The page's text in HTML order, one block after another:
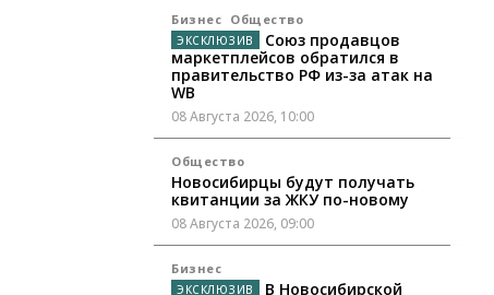
Бизнес Общество
Союз продавцов
маркетплейсов обратился в
правительство РФ из-за атак на
WB
08 Августа 2026, 10:00
Общество
Новосибирцы будут получать
квитанции за ЖКУ по-новому
08 Августа 2026, 09:00
Бизнес
В Новосибирской